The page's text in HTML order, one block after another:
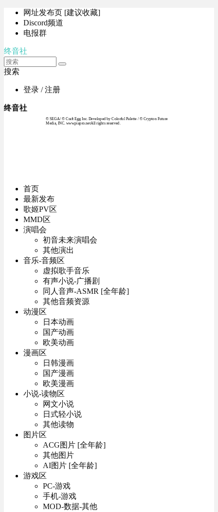
网址发布页 [建议收藏]
Discord频道
电报群
终音社
搜索
登录 / 注册
终音社
© SEGA / © Craft Egg Inc. Developed by Colorful Palette / © Crypton Future
Media, INC. www.piapro.netAll rights reserved.
首页
最新发布
歌姬PV区
MMD区
演唱会
初音未来演唱会
其他演出
音乐-音频区
虚拟歌手音乐
有声小说-广播剧
同人音声-ASMR [全年龄]
其他音频资源
动漫区
日本动画
国产动画
欧美动画
漫画区
日韩漫画
国产漫画
欧美漫画
小说-读物区
网文小说
日式轻小说
其他读物
图片区
ACG图片 [全年龄]
其他图片
AI图片 [全年龄]
游戏区
PC-游戏
手机-游戏
MOD-数据-其他